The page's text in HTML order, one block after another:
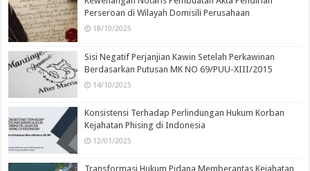
Perseroan di Wilayah Domisili Perusahaan
18/10/2025
Sisi Negatif Perjanjian Kawin Setelah Perkawinan
Berdasarkan Putusan MK NO 69/PUU-XIII/2015
14/10/2025
Konsistensi Terhadap Perlindungan Hukum Korban
Kejahatan Phising di Indonesia
12/01/2025
Transformasi Hukum Pidana Memberantas Kejahatan